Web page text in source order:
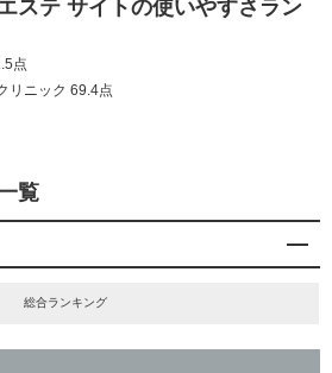
ステ サイトの使いやすさラン
点
リニック 69.4点
覧
総合ランキング